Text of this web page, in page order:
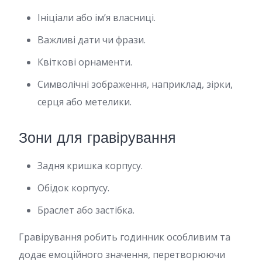
Ініціали або ім’я власниці.
Важливі дати чи фрази.
Квіткові орнаменти.
Символічні зображення, наприклад, зірки,
серця або метелики.
Зони для гравірування
Задня кришка корпусу.
Обідок корпусу.
Браслет або застібка.
Гравірування робить годинник особливим та
додає емоційного значення, перетворюючи